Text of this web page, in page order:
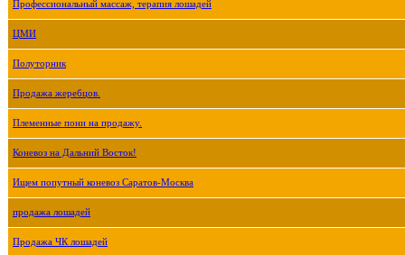
Профессиональный массаж, терапия лошадей
ЦМИ
Полуторник
Продажа жеребцов.
Племенные пони на продажу.
Коневоз на Дальний Восток!
Ищем попутный коневоз Саратов-Москва
продажа лошадей
Продажа ЧК лошадей